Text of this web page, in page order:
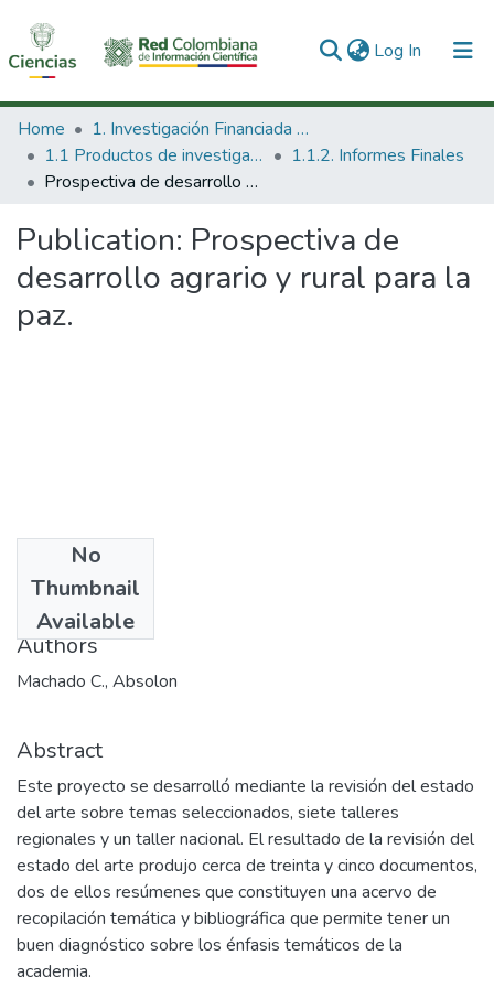
Log In (current)
Communities & Collections
All of DSpace
Home
1. Investigación Financiada con Recursos Públicos
1.1 Productos de investigación
1.1.2. Informes Finales
Prospectiva de desarrollo agrario y rural para la paz.
Publication: Prospectiva de
desarrollo agrario y rural para la
paz.
No
Thumbnail
Available
2004-07
Authors
Machado C., Absolon
Abstract
Este proyecto se desarrolló mediante la revisión del estado
del arte sobre temas seleccionados, siete talleres
regionales y un taller nacional. El resultado de la revisión del
estado del arte produjo cerca de treinta y cinco documentos,
dos de ellos resúmenes que constituyen una acervo de
recopilación temática y bibliográfica que permite tener un
buen diagnóstico sobre los énfasis temáticos de la
academia.